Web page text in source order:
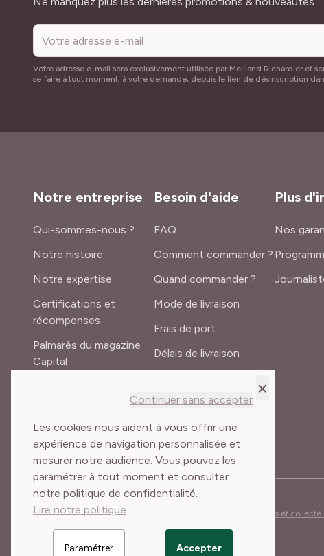
×
Continuer sans accepter
Les cookies nous aident à vous offrir une
expérience de navigation personnalisée et
mesurer notre audience. Vous pouvez les
paramétrer à tout moment et consulter
notre politique de confidentialité.
Lire notre politique
Paramétrer Accepter
Votre adresse e-mail sera exclusivement utilisée par Meilland Richardier et
se faire à tout moment, à votre demande, depuis le lien de désinscription
Notre entreprise
Qui-sommes-nous ?
Notre histoire
Notre expertise
Certifications et
récompenses
Palmarès du magazine
Capital
Besoin d'aide
FAQ
Comment commander ?
Quand commander ?
Mode de livraison
Frais de port
Délais de livraison
Plus
Nos
Conditions Générales de Vente Cookies et